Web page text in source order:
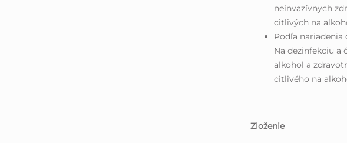
neinvazívnych
citlivých na
Podľa
Na dezinfekciu a
alkohol a
citlivého na
Zloženie